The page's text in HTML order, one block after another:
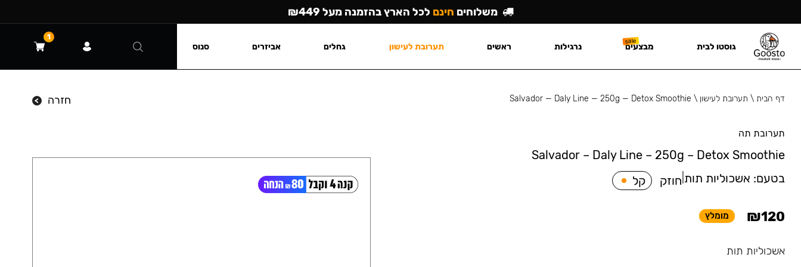
דף הבית\ תערובת לעישון \
Salvador — Daly Line — 250g — Detox Smoothie חזרה
תערובת תה
Salvador – Daly Line – 250g – Detox Smoothie
בטעם: אשכוליות תות חוזק קל
₪120 מומלץ
אשכוליות תות
משלוחים חינם לכל הארץ בהזמנה מעל ₪449
גוסטו לבית מבצעים נרגילות ראשים תערובת לעישון גחלים אביזרים סנוס
1